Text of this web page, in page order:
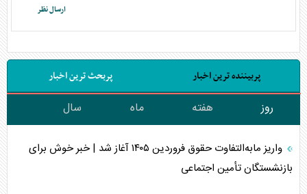
پربیننده ترین اخبار پربحث ترین اخبار
روز هفته ماه سال
واریز مابه‌التفاوت حقوق فروردین ۱۴۰۵ آغاز شد | خبر خوش برای
بازنشستگان تأمین اجتماعی